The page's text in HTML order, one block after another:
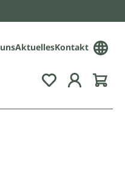
AktuellesKontakt
Du hast 0